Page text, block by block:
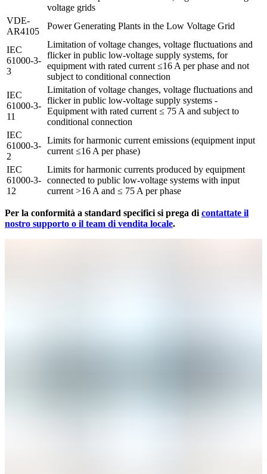
voltage grids
VDE-
AR4105
Power Generating Plants in the Low Voltage Grid
IEC
61000-3-
3
Limitation of voltage changes, voltage fluctuations and
flicker in public low-voltage supply systems, for
equipment with rated current ≤16 A per phase and not
subject to conditional connection
IEC
61000-3-
11
Limitation of voltage changes, voltage fluctuations and
flicker in public low-voltage supply systems -
Equipment with rated current ≤ 75 A and subject to
conditional connection
IEC
61000-3-
2
Limits for harmonic current emissions (equipment input
current ≤16 A per phase)
IEC
61000-3-
12
Limits for harmonic currents produced by equipment
connected to public low-voltage systems with input
current >16 A and ≤ 75 A per phase
Per la conformità a standard specifici si prega di contattate il
nostro supporto o il team di vendita locale.